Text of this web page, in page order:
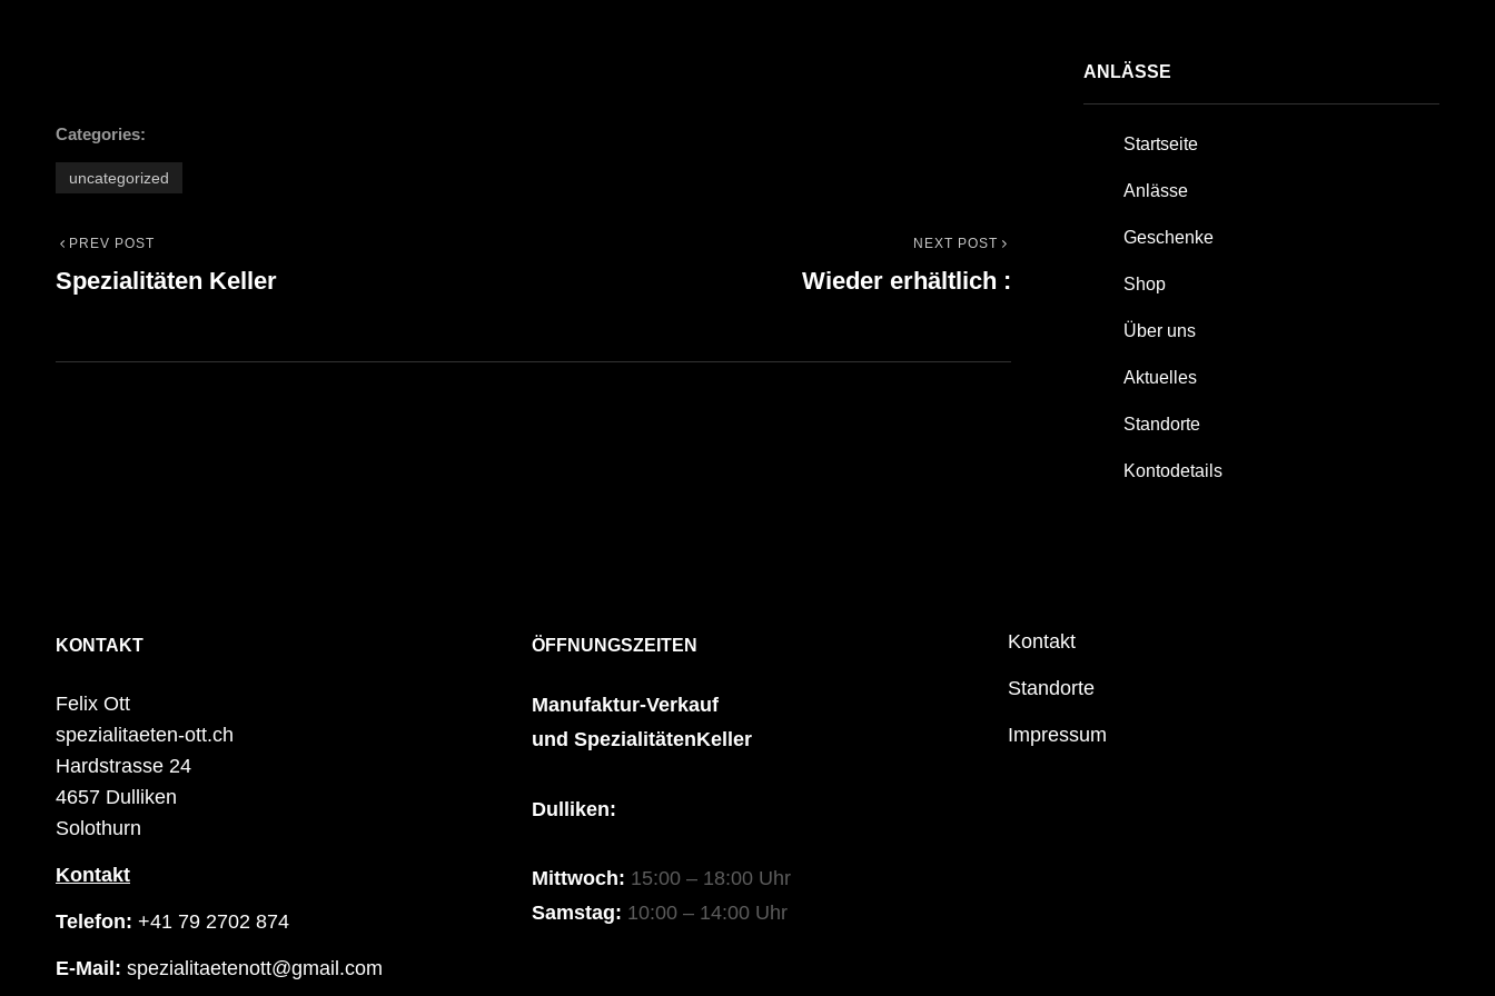
Categories:
uncategorized
Beitrags-
Navigation
Previous
Post
PREV POST
Spezialitäten Keller
NEXT POST
Wieder erhältlich :
ANLÄSSE
Startseite
Anlässe
Geschenke
Shop
Über uns
Aktuelles
Standorte
Kontodetails
KONTAKT
Felix Ott
spezialitaeten-ott.ch
Hardstrasse 24
4657 Dulliken
Solothurn
Kontakt
Telefon: +41 79 2702 874
E-Mail: spezialitaetenott@gmail.com
ÖFFNUNGSZEITEN
Manufaktur-Verkauf
und SpezialitätenKeller
Dulliken:
Mittwoch: 15:00 – 18:00 Uhr
Samstag: 10:00 – 14:00 Uhr
Kontakt
Standorte
Impressum